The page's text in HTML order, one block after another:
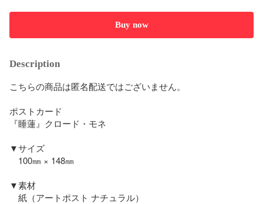
Buy now
Description
こちらの商品は匿名配送ではございません。
ポストカード
『睡蓮』クロード・モネ
▼サイズ
100㎜ × 148㎜
▼素材
紙（アートポスト ナチュラル）